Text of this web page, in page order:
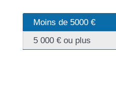
Moins de 5000 €
5 000 € ou plus